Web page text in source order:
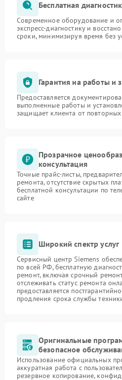
Бесплатная
Современное оборудование и
экспресс-диагностику и
сроки, минимизируя время без
Гарантия на работы и
Предоставляется
выполненные работы и
защищает клиента от повторных
Прозрачное
консультация
Точные прайс-листы,
ремонта, отсутствие скрытых
бесплатной консультации по
сайте
Широкий спектр услуг
Сервисный центр Siemens
по всей РФ, бесплатную
ремонт, включая срочный
отслеживать статус ремонта
предоставляется
продления срока службы
Оригинальные
безопасное
Использование официальных
аккуратная работа с
резервное копирование,